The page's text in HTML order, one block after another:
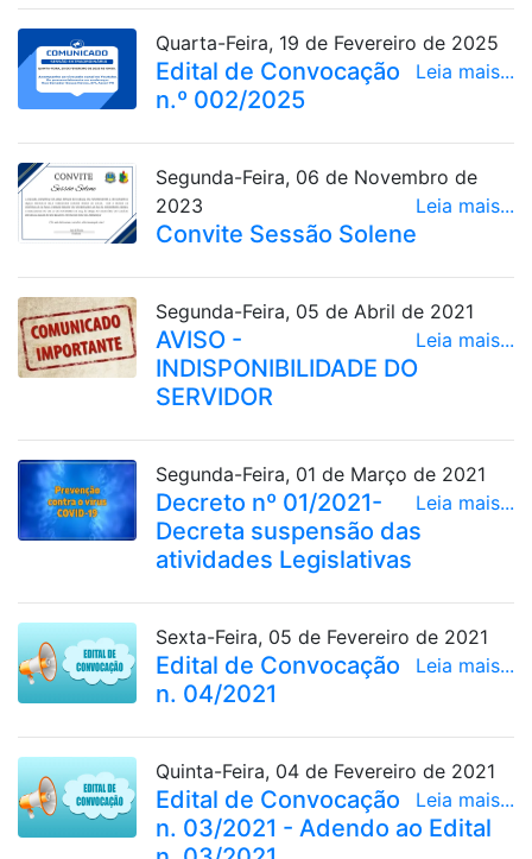
Quarta-Feira, 19 de Fevereiro de 2025
Leia mais...
Edital de Convocação
n.º 002/2025
Segunda-Feira, 06 de Novembro de
2023
Leia mais...
Convite Sessão Solene
Segunda-Feira, 05 de Abril de 2021
Leia mais...
AVISO -
INDISPONIBILIDADE DO
SERVIDOR
Segunda-Feira, 01 de Março de 2021
Leia mais...
Decreto nº 01/2021-
Decreta suspensão das
atividades Legislativas
Sexta-Feira, 05 de Fevereiro de 2021
Leia mais...
Edital de Convocação
n. 04/2021
Quinta-Feira, 04 de Fevereiro de 2021
Leia mais...
Edital de Convocação
n. 03/2021 - Adendo ao Edital